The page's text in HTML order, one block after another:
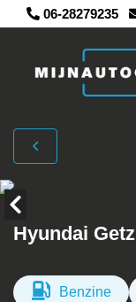
06-28279235
Hyundai Getz
Benzine